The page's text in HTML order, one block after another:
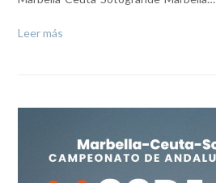
Leer más